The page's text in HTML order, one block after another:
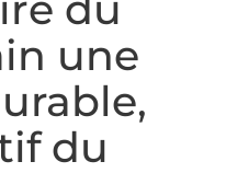
une
du